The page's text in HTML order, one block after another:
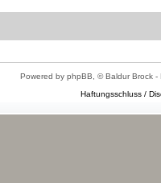
Powered by phpBB, © Baldur Brock -
Haftungsschluss /